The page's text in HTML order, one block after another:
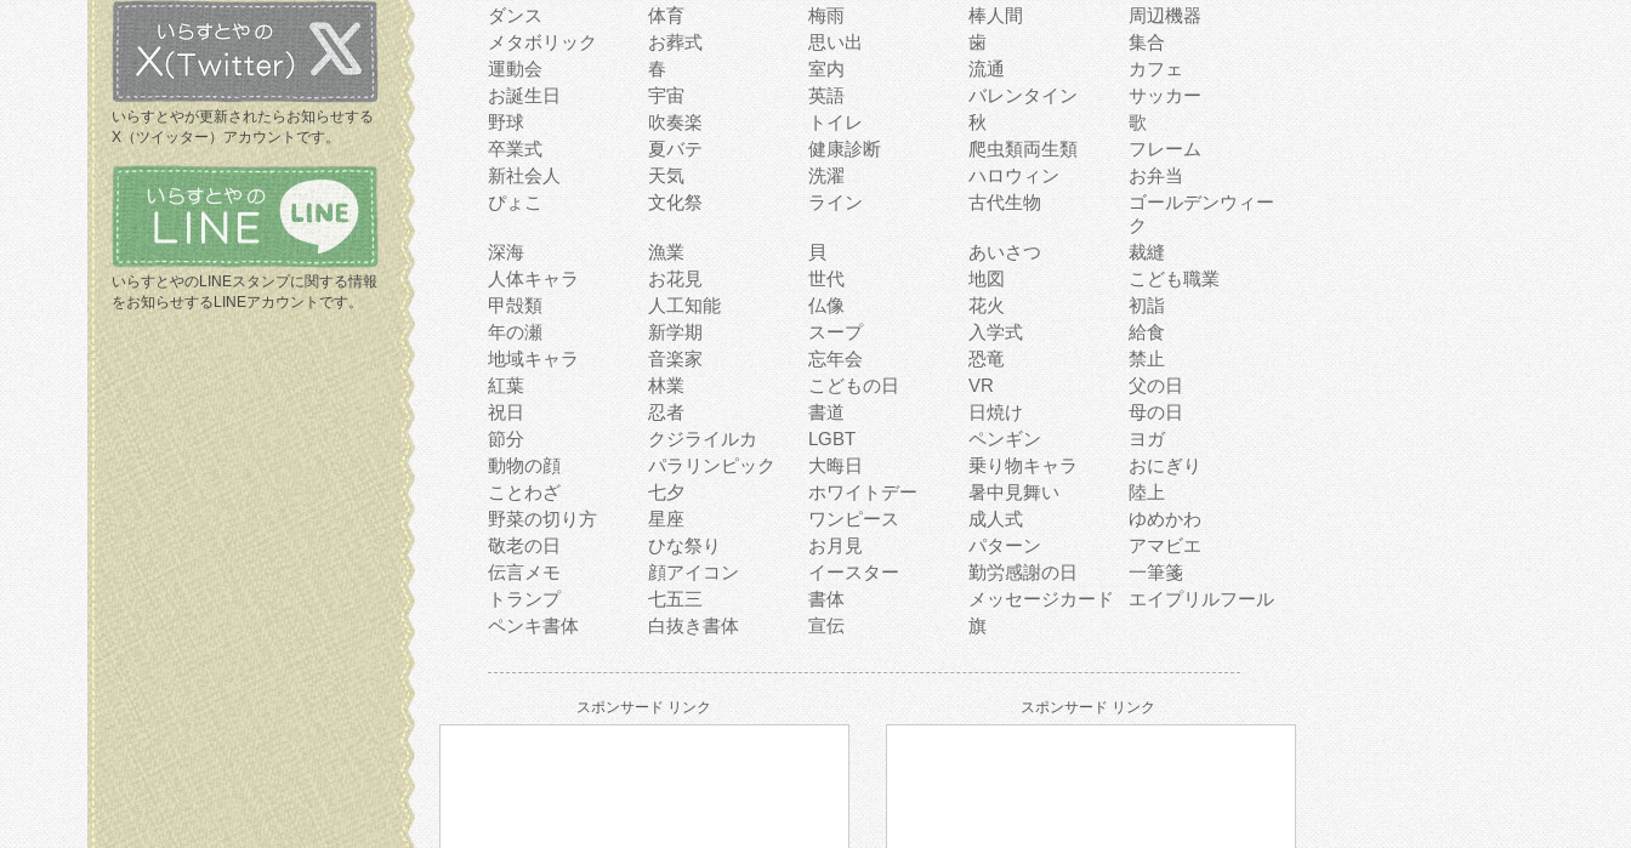
いらすとやが更新されたらお知らせする
X（ツイッター）アカウントです。
いらすとやのLINEスタンプに関する情報
をお知らせするLINEアカウントです。
ダンス
体育 梅雨 棒人間
周辺機器
メタボリック
お葬式 思い出 歯
集合
運動会
春 室内 流通
カフェ
お誕生日
宇宙 英語 バレンタイン
サッカー
野球
吹奏楽 トイレ 秋
歌
卒業式
夏バテ 健康診断 爬虫類両生類
フレーム
新社会人
天気 洗濯 ハロウィン
お弁当
ぴょこ
文化祭 ライン 古代生物
ゴールデンウィー
ク
深海
漁業 貝 あいさつ
裁縫
人体キャラ
お花見 世代 地図
こども職業
甲殻類
人工知能 仏像 花火
初詣
年の瀬
新学期 スープ 入学式
給食
地域キャラ
音楽家 忘年会 恐竜
禁止
紅葉
林業 こどもの日 VR
父の日
祝日
忍者 書道 日焼け
母の日
節分
クジライルカ LGBT ペンギン
ヨガ
動物の顔
パラリンピック 大晦日 乗り物キャラ
おにぎり
ことわざ
七夕 ホワイトデー 暑中見舞い
陸上
野菜の切り方
星座 ワンピース 成人式
ゆめかわ
敬老の日
ひな祭り お月見 パターン
アマビエ
伝言メモ
顔アイコン イースター 勤労感謝の日
一筆箋
トランプ
七五三 書体 メッセージカード
エイプリルフール
ペンキ書体
白抜き書体 宣伝 旗
スポンサード リンク スポンサード リンク